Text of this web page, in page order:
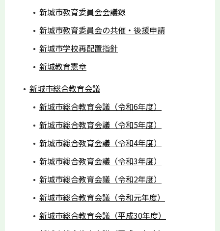
新城市教育委員会会議録
新城市教育委員会の共催・後援申請
新城市学校再配置指針
新城教育憲章
新城市総合教育会議
新城市総合教育会議（令和6年度）
新城市総合教育会議（令和5年度）
新城市総合教育会議（令和4年度）
新城市総合教育会議（令和3年度）
新城市総合教育会議（令和2年度）
新城市総合教育会議（令和元年度）
新城市総合教育会議（平成30年度）